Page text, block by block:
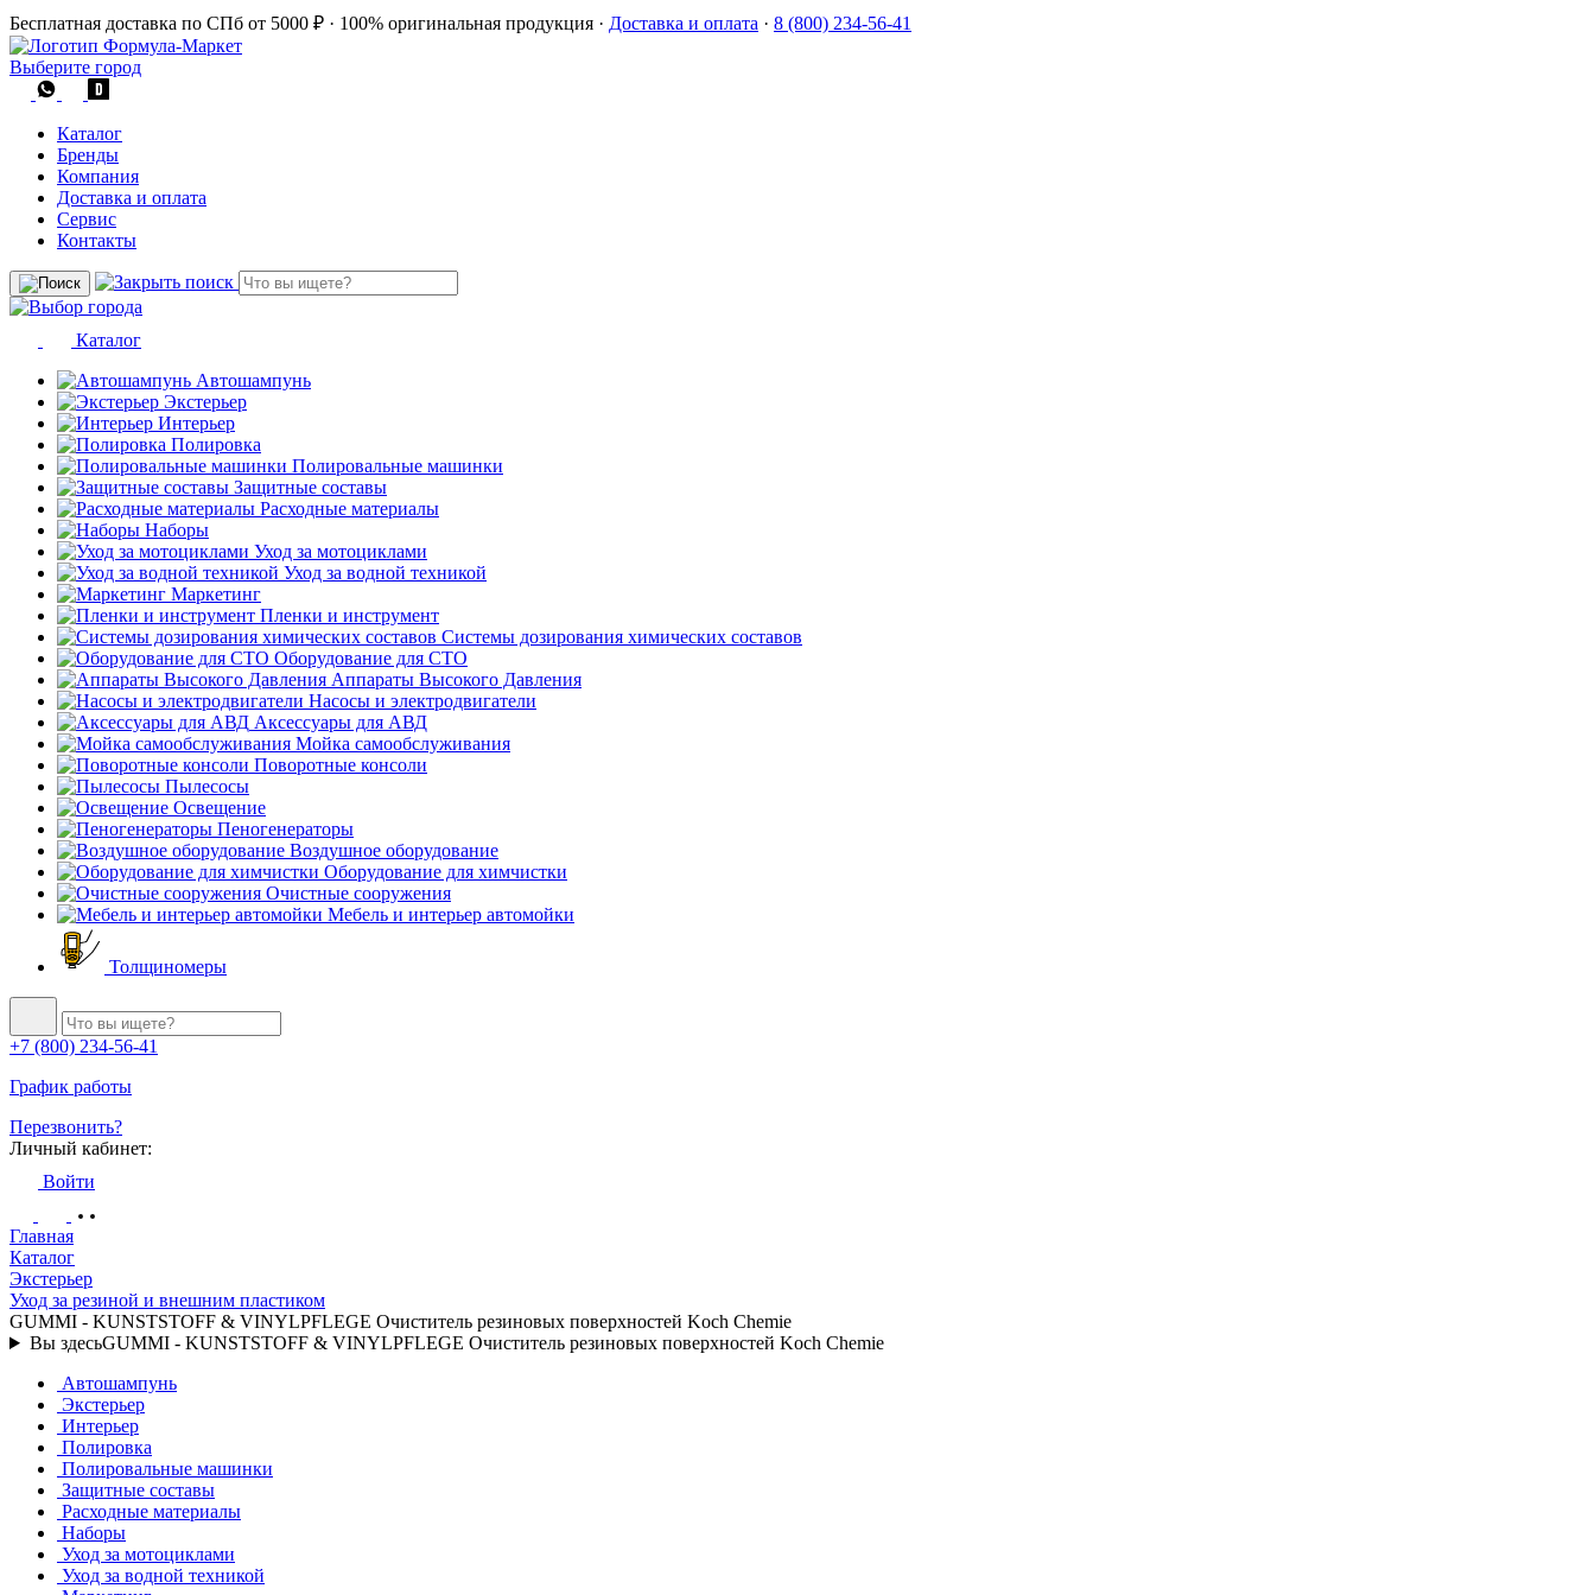
Бесплатная доставка по СПб от 5000 ₽ · 100% оригинальная продукция · Доставка и оплата · 8 (800) 234-56-41
Выберите город
Каталог
Бренды
Компания
Доставка и оплата
Сервис
Контакты
Каталог
Автошампунь
Экстерьер
Интерьер
Полировка
Полировальные машинки
Защитные составы
Расходные материалы
Наборы
Уход за мотоциклами
Уход за водной техникой
Маркетинг
Пленки и инструмент
Системы дозирования химических составов
Оборудование для СТО
Аппараты Высокого Давления
Насосы и электродвигатели
Аксессуары для АВД
Мойка самообслуживания
Поворотные консоли
Пылесосы
Освещение
Пеногенераторы
Воздушное оборудование
Оборудование для химчистки
Очистные сооружения
Мебель и интерьер автомойки
Толщиномеры
+7 (800) 234-56-41
График работы
Перезвонить?
Личный кабинет:
Войти
Главная
Каталог
Экстерьер
Уход за резиной и внешним пластиком
GUMMI - KUNSTSTOFF & VINYLPFLEGE Очиститель резиновых поверхностей Koch Chemie
Вы здесьGUMMI - KUNSTSTOFF & VINYLPFLEGE Очиститель резиновых поверхностей Koch Chemie
Автошампунь
Экстерьер
Интерьер
Полировка
Полировальные машинки
Защитные составы
Расходные материалы
Наборы
Уход за мотоциклами
Уход за водной техникой